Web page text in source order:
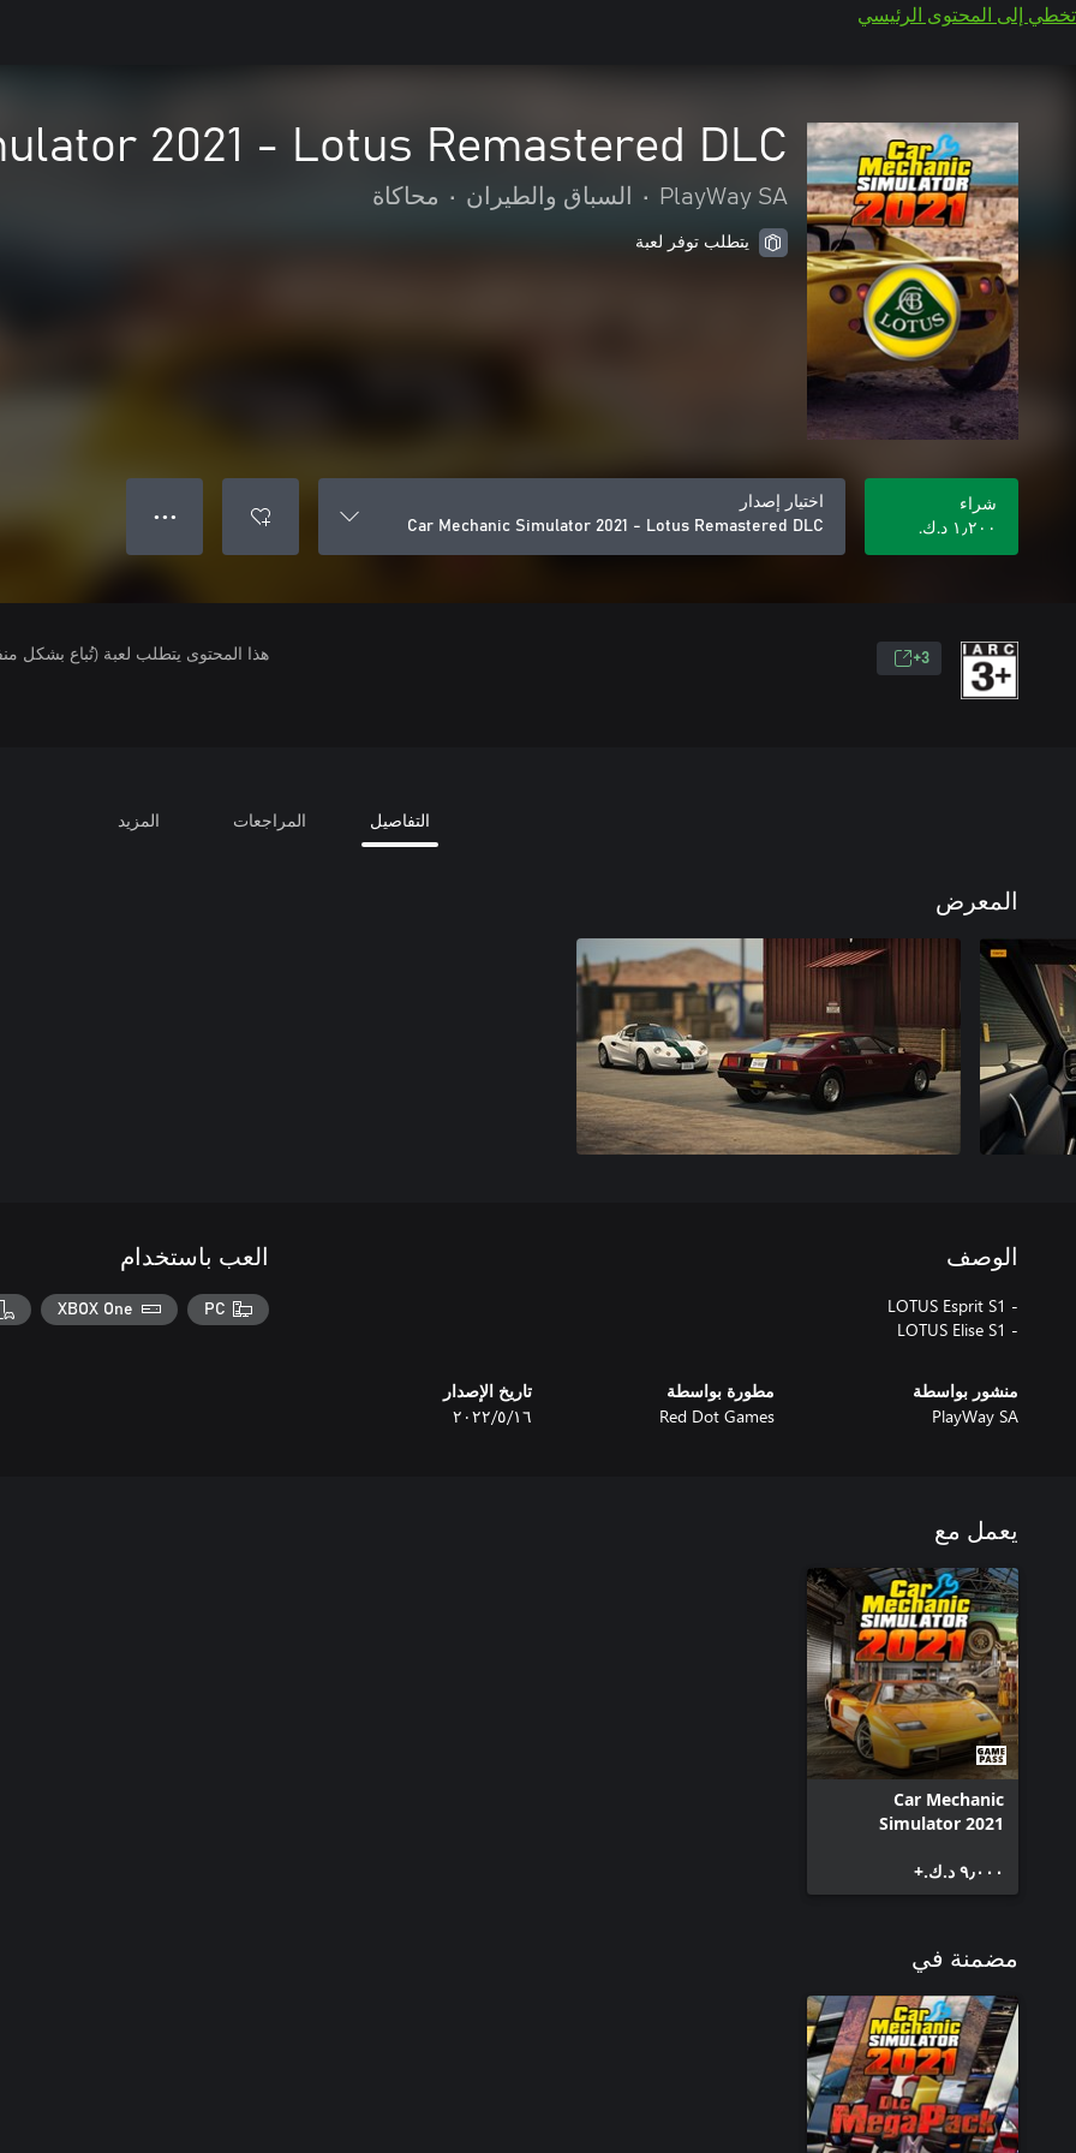
تخطي إلى المحتوى الرئيسي
2021 - Lotus Remastered DLC
PlayWay SA
• السباق والطيران • محاكاة
يتطلب توفر لعبة
شراء
١٫٢٠٠ د.ك.‏
اختيار إصدار
Car Mechanic Simulator 2021 - Lotus Remastered DLC
● ● ●
3+ هذا المحتوى يتطلب لعبة (تُباع بشكل
التفاصيل المراجعات المزيد
المعرض
الوصف
- LOTUS Elise S1
منشور بواسطة
PlayWay SA
مطورة بواسطة
Red Dot Games
تاريخ الإصدار
١٦‏/٥‏/٢٠٢٢
العب باستخدام
PC
XBOX One
يعمل مع
Car Mechanic
Simulator 2021
٩٫٠٠٠ د.ك.‏+
مضمنة في